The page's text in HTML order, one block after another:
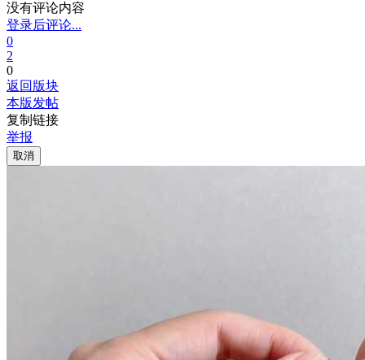
没有评论内容
登录后评论...
0
2
0
返回版块
本版发帖
复制链接
举报
取消